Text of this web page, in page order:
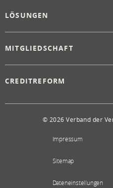
LÖSUNGEN
MITGLIEDSCHAFT
CREDITREFORM
© 2026 Verband der
Impressum
Sitemap
Dateneinstellungen